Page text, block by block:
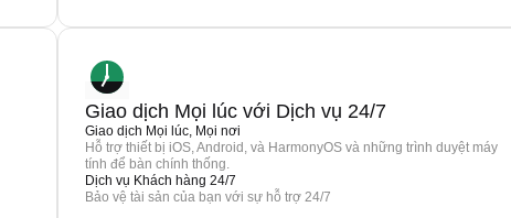
Giao dịch Mọi lúc với Dịch vụ 24/7
Giao dịch Mọi lúc, Mọi nơi
Hỗ trợ thiết bị iOS, Android, và HarmonyOS và những trình duyệt máy
tính để bàn chính thống.
Dịch vụ Khách hàng 24/7
Bảo vệ tài sản của bạn với sự hỗ trợ 24/7